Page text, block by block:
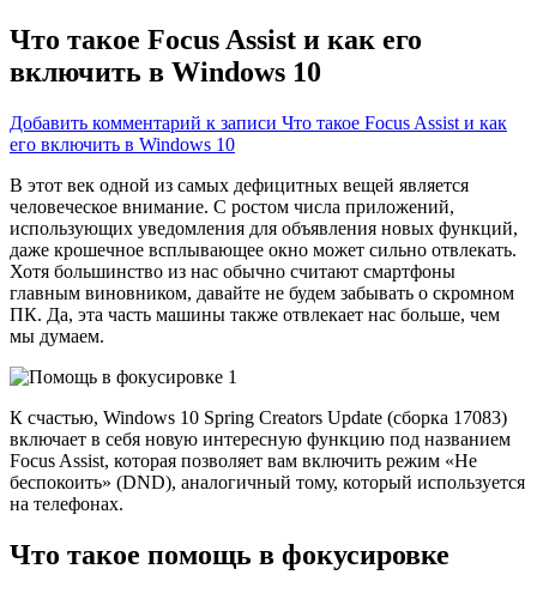
Что такое Focus Assist и как его
включить в Windows 10
Добавить комментарий к записи Что такое Focus Assist и как
его включить в Windows 10
В этот век одной из самых дефицитных вещей является
человеческое внимание. С ростом числа приложений,
использующих уведомления для объявления новых функций,
даже крошечное всплывающее окно может сильно отвлекать.
Хотя большинство из нас обычно считают смартфоны
главным виновником, давайте не будем забывать о скромном
ПК. Да, эта часть машины также отвлекает нас больше, чем
мы думаем.
К счастью, Windows 10 Spring Creators Update (сборка 17083)
включает в себя новую интересную функцию под названием
Focus Assist, которая позволяет вам включить режим «Не
беспокоить» (DND), аналогичный тому, который используется
на телефонах.
Что такое помощь в фокусировке